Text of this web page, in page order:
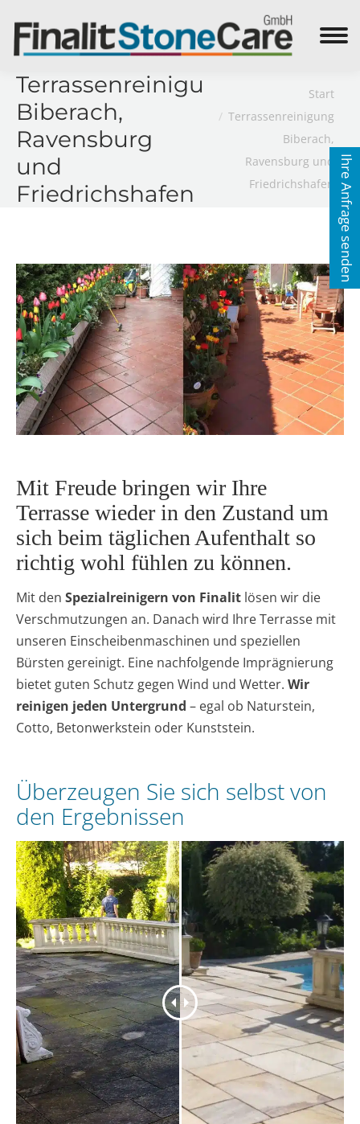
Search:
Terrassenreinigung
Biberach,
Ravensburg
und
Friedrichshafen
Sie befinden sich hier:
Start
Terrassenreinigung
Biberach,
Ravensburg und
Friedrichshafen
Mit Freude bringen wir Ihre
Terrasse wieder in den Zustand um
sich beim täglichen Aufenthalt so
richtig wohl fühlen zu können.
Mit den Spezialreinigern von Finalit lösen wir die
Verschmutzungen an. Danach wird Ihre Terrasse mit
unseren Einscheibenmaschinen und speziellen
Bürsten gereinigt. Eine nachfolgende Imprägnierung
bietet guten Schutz gegen Wind und Wetter. Wir
reinigen jeden Untergrund – egal ob Naturstein,
Cotto, Betonwerkstein oder Kunststein.
Überzeugen Sie sich selbst von
den Ergebnissen
Ihre Anfrage senden